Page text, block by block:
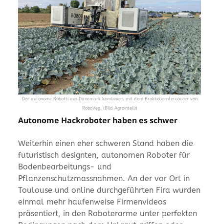
Der autonome Robotti aus Dänemark kombiniert mit dem Brokkoliernteroboter von
RoboVeg. (Bild Agrointelli)
Autonome Hackroboter haben es schwer
Weiterhin einen eher schweren Stand haben die
futuristisch designten, autonomen Roboter für
Bodenbearbeitungs- und
Pflanzenschutzmassnahmen. An der vor Ort in
Toulouse und online durchgeführten Fira wurden
einmal mehr haufenweise Firmenvideos
präsentiert, in den Roboterarme unter perfekten